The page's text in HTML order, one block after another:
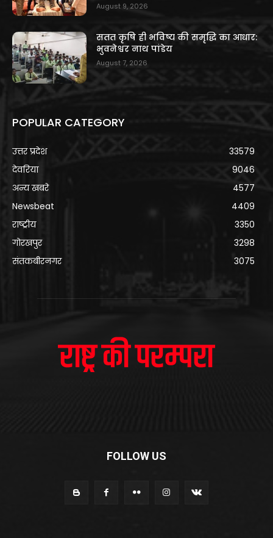
August 9, 2026
सतत कृषि ही भविष्य की समृद्धि का आधार:
भुवनेश्वर नाथ पांडेय
August 7, 2026
POPULAR CATEGORY
उत्तर प्रदेश
33579
देवरिया
9046
अन्य खबरे
4577
Newsbeat
4409
राष्ट्रीय
3350
गोरखपुर
3298
संतकबीरनगर
3075
FOLLOW US